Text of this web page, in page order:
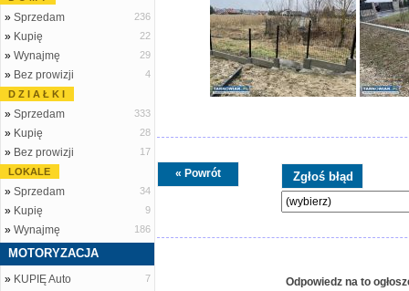
» Sprzedam 236
» Kupię 22
» Wynajmę 29
» Bez prowizji
4
D Z I A Ł K I
» Sprzedam 333
» Kupię 28
» Bez prowizji
17
LOKALE
» Sprzedam 34
» Kupię 9
» Wynajmę 186
MOTORYZACJA
» KUPIĘ Auto 7
« Powrót
Odpowiedz na to